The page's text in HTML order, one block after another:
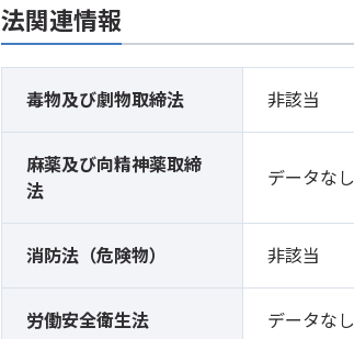
法関連情報
毒物及び劇物取締法 非該当
麻薬及び向精神薬取締
法
データなし
消防法（危険物） 非該当
労働安全衛生法 データなし